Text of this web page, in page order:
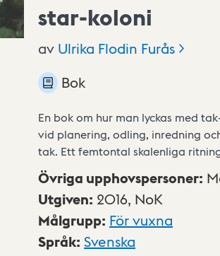
star-koloni
av Ulrika Flodin Furås
Bok
En bok om hur man lyckas med
vid planering, odling, inredning
tak. Ett femtontal skalenliga
Övriga upphovspersoner:
Utgiven: 2016, NoK
Målgrupp: För vuxna
Språk: Svenska